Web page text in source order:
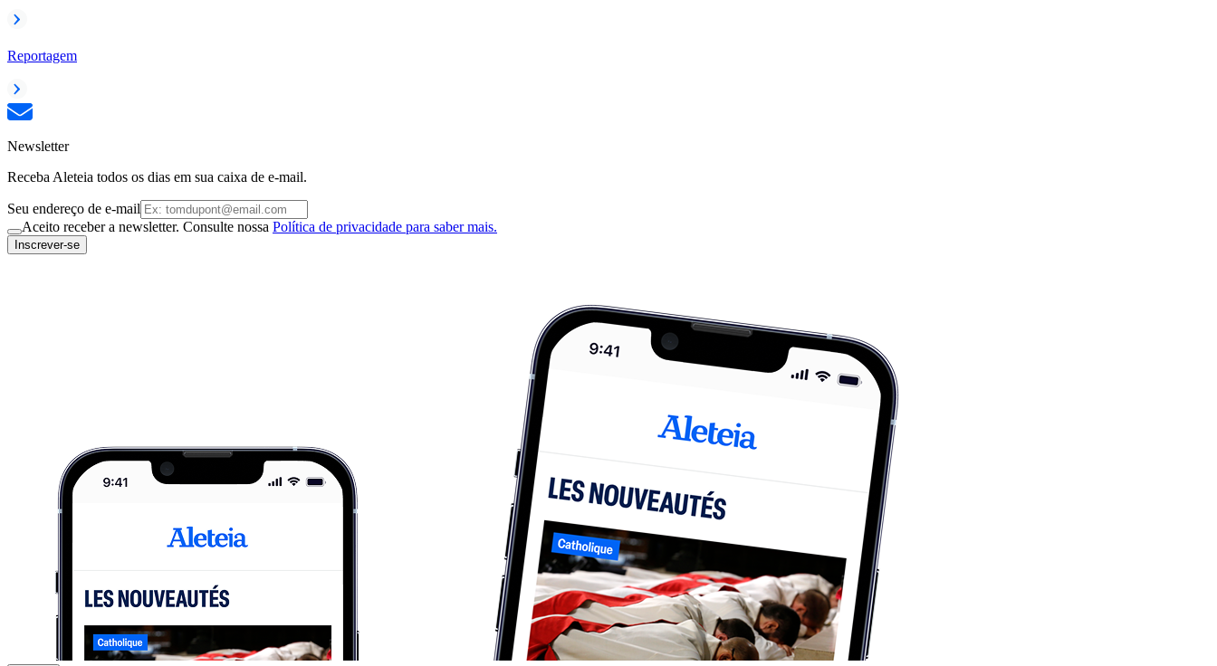
Reportagem
Newsletter
Receba Aleteia todos os dias em sua caixa de e-mail.
Seu endereço de e-mail
Aceito receber a newsletter. Consulte nossa Política de privacidade para saber mais.
Inscrever-se